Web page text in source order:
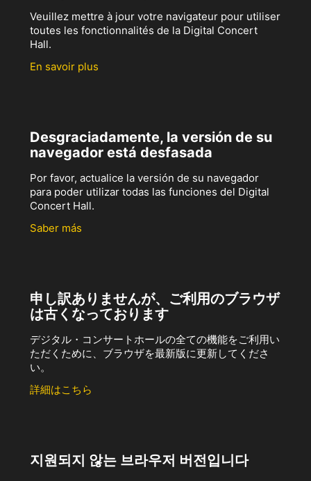
Veuillez mettre à jour votre navigateur pour utiliser
toutes les fonctionnalités de la Digital Concert
Hall.
En savoir plus
Desgraciadamente, la versión de su
navegador está desfasada
Por favor, actualice la versión de su navegador
para poder utilizar todas las funciones del Digital
Concert Hall.
Saber más
申し訳ありませんが、ご利用のブラウザ
は古くなっております
デジタル・コンサートホールの全ての機能をご利用い
ただくために、ブラウザを最新版に更新してくださ
い。
詳細はこちら
지원되지 않는 브라우저 버전입니다